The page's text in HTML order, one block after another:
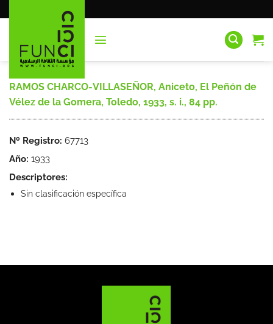
al
RAMOS CHARCO-VILLASEÑOR, Aniceto, El Peñón de
Vélez de la Gomera, Toledo, 1933, s. i., 84 pp.
Nº Registro: 67713
Año: 1933
Descriptores:
Sin clasificación específica